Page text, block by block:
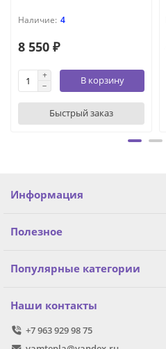
4
8 550 ₽
В корзину
Быстрый заказ
Информация
Полезное
Популярные категории
Наши контакты
+7 963 929 98 75